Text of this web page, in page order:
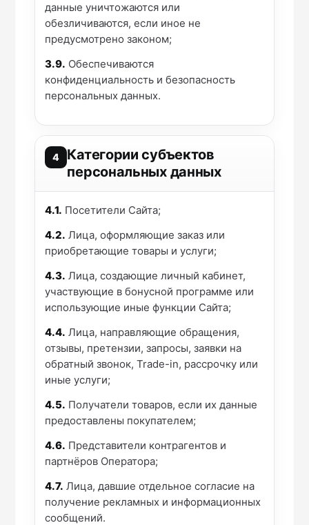
данные уничтожаются или
обезличиваются, если иное не
предусмотрено законом;
3.9. Обеспечиваются
конфиденциальность и безопасность
персональных данных.
4
Категории субъектов
персональных данных
4.1. Посетители Сайта;
4.2. Лица, оформляющие заказ или
приобретающие товары и услуги;
4.3. Лица, создающие личный кабинет,
участвующие в бонусной программе или
использующие иные функции Сайта;
4.4. Лица, направляющие обращения,
отзывы, претензии, запросы, заявки на
обратный звонок, Trade-in, рассрочку или
иные услуги;
4.5. Получатели товаров, если их данные
предоставлены покупателем;
4.6. Представители контрагентов и
партнёров Оператора;
4.7. Лица, давшие отдельное согласие на
получение рекламных и информационных
сообщений.